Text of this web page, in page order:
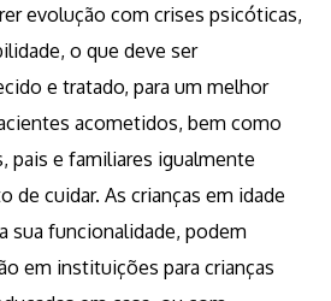
evolução com crises psicóticas,
o que deve ser
e tratado, para um melhor
acometidos, bem como
pais e familiares igualmente
de cuidar. As crianças em idade
sua funcionalidade, podem
em instituições para crianças